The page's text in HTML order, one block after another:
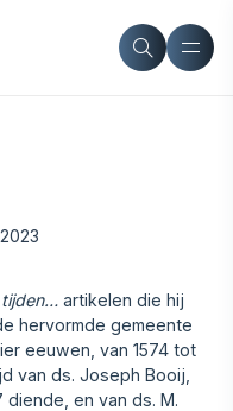
tijden… artikelen die hij
hervormde gemeente
eeuwen, van 1574 tot
van ds. Joseph Booij,
en van ds. M.